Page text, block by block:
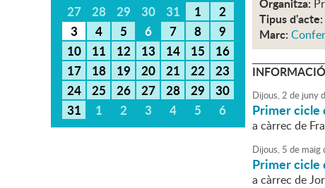
27 28 29 30 31 1
2
3
4 5 6 7 8
9
10
11 12 13 14 15
16
17
18 19 20 21 22
23
24
25 26 27 28 29
30
31
1 2 3 4 5 6
Tipus d'acte:
Marc:
Dijous,2 de juny
Primer cicle
a càrrec de
Dijous, 5 de maig
Primer cicle
a càrrec de